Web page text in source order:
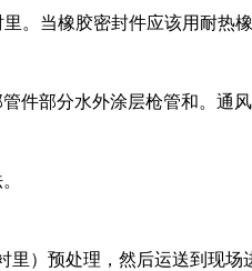
当橡胶密封件应该用耐热
部分水外涂层枪管和。通风
）预处理，然后运送到现场